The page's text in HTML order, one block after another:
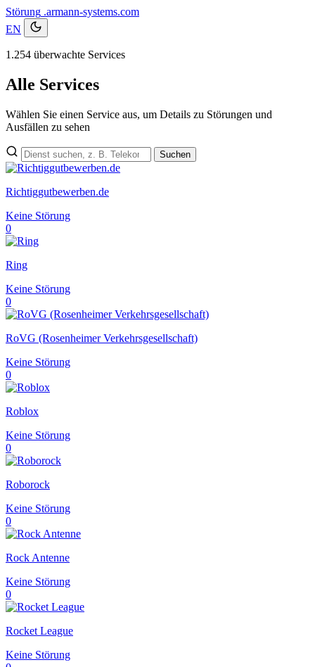
Störung .armann-systems.com
EN
1.254 überwachte Services
Alle Services
Wählen Sie einen Service aus, um Details zu Störungen und
Ausfällen zu sehen
Suchen
Richtiggutbewerben.de
Keine Störung
0
Ring
Keine Störung
0
RoVG (Rosenheimer Verkehrsgesellschaft)
Keine Störung
0
Roblox
Keine Störung
0
Roborock
Keine Störung
0
Rock Antenne
Keine Störung
0
Rocket League
Keine Störung